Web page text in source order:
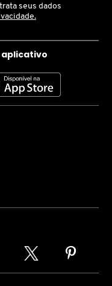
seus dados
aplicativo